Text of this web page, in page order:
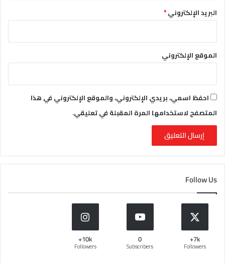
البريد الإلكتروني*
الموقع الإلكتروني
احفظ اسمي، بريدي الإلكتروني، والموقع الإلكتروني في هذا
المتصفح لاستخدامها المرة المقبلة في تعليقي.
Follow Us
7k+
Followers
0
Subscribers
10k+
Followers